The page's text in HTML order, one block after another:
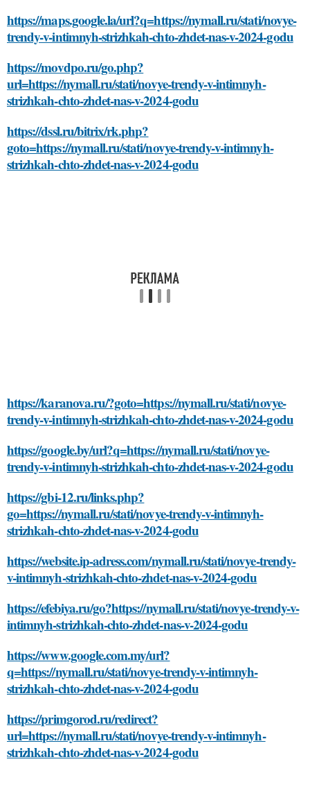
https://maps.google.la/url?q=https://nymall.ru/stati/novye-
trendy-v-intimnyh-strizhkah-chto-zhdet-nas-v-2024-godu
https://movdpo.ru/go.php?
url=https://nymall.ru/stati/novye-trendy-v-intimnyh-
strizhkah-chto-zhdet-nas-v-2024-godu
https://dssl.ru/bitrix/rk.php?
goto=https://nymall.ru/stati/novye-trendy-v-intimnyh-
strizhkah-chto-zhdet-nas-v-2024-godu
https://karanova.ru/?goto=https://nymall.ru/stati/novye-
trendy-v-intimnyh-strizhkah-chto-zhdet-nas-v-2024-godu
https://google.by/url?q=https://nymall.ru/stati/novye-
trendy-v-intimnyh-strizhkah-chto-zhdet-nas-v-2024-godu
https://gbi-12.ru/links.php?
go=https://nymall.ru/stati/novye-trendy-v-intimnyh-
strizhkah-chto-zhdet-nas-v-2024-godu
https://website.ip-adress.com/nymall.ru/stati/novye-trendy-
v-intimnyh-strizhkah-chto-zhdet-nas-v-2024-godu
https://efebiya.ru/go?https://nymall.ru/stati/novye-trendy-v-
intimnyh-strizhkah-chto-zhdet-nas-v-2024-godu
https://www.google.com.my/url?
q=https://nymall.ru/stati/novye-trendy-v-intimnyh-
strizhkah-chto-zhdet-nas-v-2024-godu
https://primgorod.ru/redirect?
url=https://nymall.ru/stati/novye-trendy-v-intimnyh-
strizhkah-chto-zhdet-nas-v-2024-godu